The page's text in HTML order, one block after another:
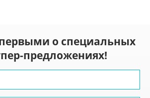
о специальных
предложениях!